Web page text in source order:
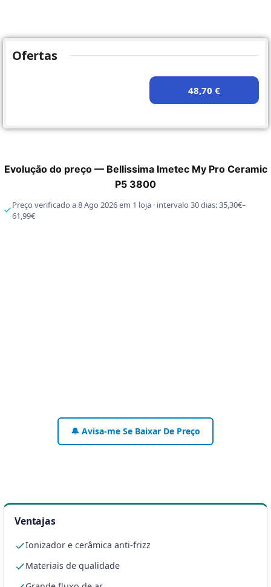
Ofertas
48,70 €
Evolução do preço — Bellissima Imetec My Pro Ceramic
P5 3800
Preço verificado a 8 Ago 2026 em 1 loja · intervalo 30 dias: 35,30€–
61,99€
🔔 Avisa-me Se Baixar De Preço
Ventajas
Ionizador e cerâmica anti-frizz
Materiais de qualidade